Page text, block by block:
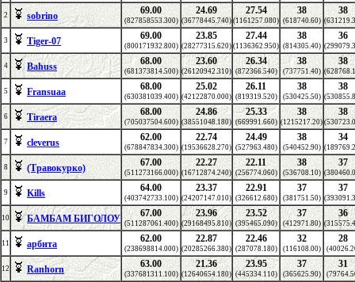
2 sobrino 69.00
(827858553.300)
24.69
(36778445.740)
27.54
(1161257.080)
38
(618740.60)
38
3 Tiger-07 69.00
(800171932.800)
23.85
(28277315.620)
27.44
(1136362.950)
38
(814305.40)
36
4 Bahuss 68.00
(681373814.500)
23.60
(26120942.310)
26.34
(872366.540)
38
(737751.40)
38
5 Fransuaa 68.00
(630381039.400)
25.02
(42122870.000)
26.11
(819319.520)
38
(530425.50)
38
6 Tiraera 68.00
(705037504.600)
24.86
(38551048.180)
25.33
(669991.660)
38
(1215217.20)
38
7 cleverus 62.00
(678847834.300)
22.74
(19536628.270)
24.49
(527963.480)
38
(540452.90)
34
8 (Травокурко) 67.00
(511273166.000)
22.27
(16712874.240)
22.11
(256774.060)
38
(536708.10)
37
9 Kills 64.00
(403742733.100)
23.37
(24207147.010)
22.91
(326612.680)
37
(381751.50)
37
10 БАМБАМ БИГОЛОУ 67.00
(511287061.400)
23.96
(29168495.810)
23.52
(395465.090)
37
(412971.80)
36
11 арбита 62.00
(238698814.000)
22.87
(20285266.380)
22.46
(287078.180)
32
(116108.00)
28
12 Ranhorn 63.00
(337681311.100)
21.36
(12640654.180)
23.95
(445334.110)
37
(365625.90)
31